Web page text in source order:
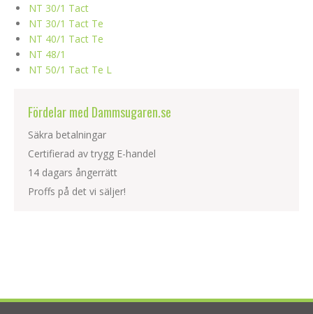
NT 30/1 Tact
NT 30/1 Tact Te
NT 40/1 Tact Te
NT 48/1
NT 50/1 Tact Te L
Fördelar med Dammsugaren.se
Säkra betalningar
Certifierad av trygg E-handel
14 dagars ångerrätt
Proffs på det vi säljer!